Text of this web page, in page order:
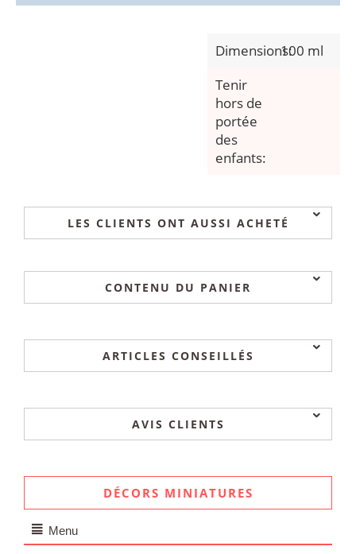
Dimensions:100 ml
Tenir
hors de
portée
des
enfants:
LES CLIENTS ONT AUSSI ACHETÉ
CONTENU DU PANIER
ARTICLES CONSEILLÉS
AVIS CLIENTS
DÉCORS MINIATURES
Menu